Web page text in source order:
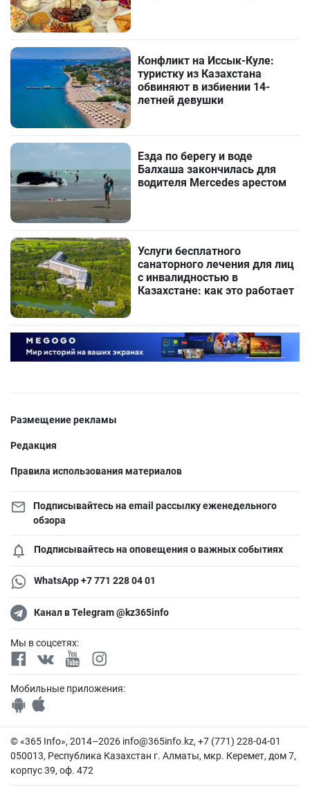
Конфликт на Иссык-Куле:
туристку из Казахстана
обвиняют в избиении 14-
летней девушки
Езда по берегу и воде
Балхаша закончилась для
водителя Mercedes арестом
Услуги бесплатного
санаторного лечения для лиц
с инвалидностью в
Казахстане: как это работает
Размещение рекламы
Редакция
Правила использования материалов
Подписывайтесь на email рассылку еженедельного
обзора
Подписывайтесь на оповещения о важных событиях
WhatsApp +7 771 228 04 01
Канал в Telegram @kz365info
Мы в соцсетях:
Мобильные приложения:
© «365 Info», 2014–2026 info@365info.kz, +7 (771) 228-04-01
050013, Республика Казахстан г. Алматы, мкр. Керемет, дом 7,
корпус 39, оф. 472